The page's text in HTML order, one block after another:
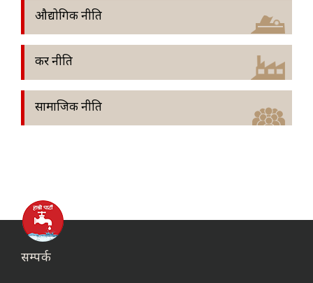
औद्योगिक नीति
कर नीति
सामाजिक नीति
सम्पर्क